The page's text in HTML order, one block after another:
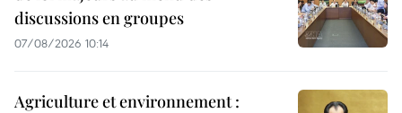
discussions en groupes
07/08/2026 10:14
Agriculture et environnement :